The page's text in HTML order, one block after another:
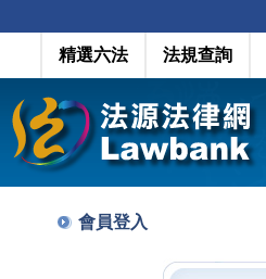
精選六法 法規查詢
會員登入